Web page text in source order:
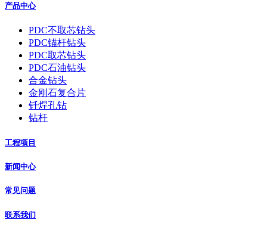
产品中心
PDC不取芯钻头
PDC锚杆钻头
PDC取芯钻头
PDC石油钻头
合金钻头
金刚石复合片
钎焊孔钻
钻杆
工程项目
新闻中心
常见问题
联系我们